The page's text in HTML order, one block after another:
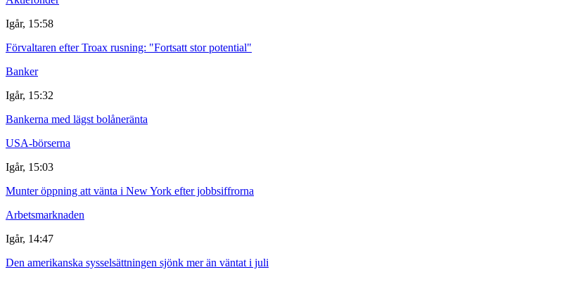
Igår, 15:58
Förvaltaren efter Troax rusning: "Fortsatt stor potential"
Banker
Igår, 15:32
Bankerna med lägst bolåneränta
USA-börserna
Igår, 15:03
Munter öppning att vänta i New York efter jobbsiffrorna
Arbetsmarknaden
Igår, 14:47
Den amerikanska sysselsättningen sjönk mer än väntat i juli